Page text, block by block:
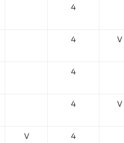
4
4 V
4
4 V
V 4